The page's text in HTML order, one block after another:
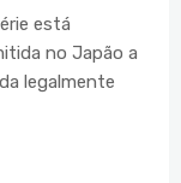
está
no Japão a
legalmente